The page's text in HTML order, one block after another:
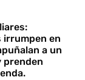
irrumpen en
a un
prenden